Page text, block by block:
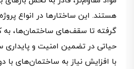
هستند. این ساختارها در انواع
گرفته تا سقف‌های ساختمان‌ها، به
حیاتی در تضمین امنیت و پایداری
با افزایش نیاز به ساختمان‌های با